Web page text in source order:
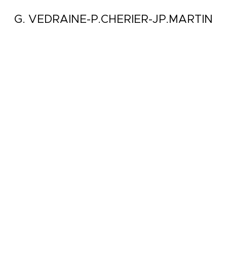
G. VEDRAINE-P.CHERIER-JP.MARTIN